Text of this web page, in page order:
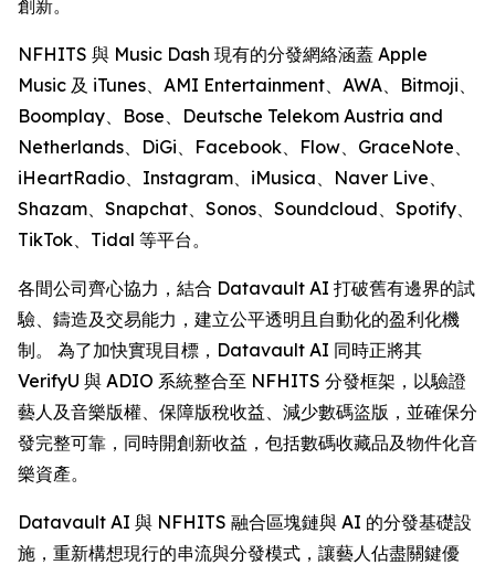
創新。
NFHITS 與 Music Dash 現有的分發網絡涵蓋 Apple
Music 及 iTunes、AMI Entertainment、AWA、Bitmoji、
Boomplay、Bose、Deutsche Telekom Austria and
Netherlands、DiGi、Facebook、Flow、GraceNote、
iHeartRadio、Instagram、iMusica、Naver Live、
Shazam、Snapchat、Sonos、Soundcloud、Spotify、
TikTok、Tidal 等平台。
各間公司齊心協力，結合 Datavault AI 打破舊有邊界的試
驗、鑄造及交易能力，建立公平透明且自動化的盈利化機
制。 為了加快實現目標，Datavault AI 同時正將其
VerifyU 與 ADIO 系統整合至 NFHITS 分發框架，以驗證
藝人及音樂版權、保障版稅收益、減少數碼盜版，並確保分
發完整可靠，同時開創新收益，包括數碼收藏品及物件化音
樂資產。
Datavault AI 與 NFHITS 融合區塊鏈與 AI 的分發基礎設
施，重新構想現行的串流與分發模式，讓藝人佔盡關鍵優